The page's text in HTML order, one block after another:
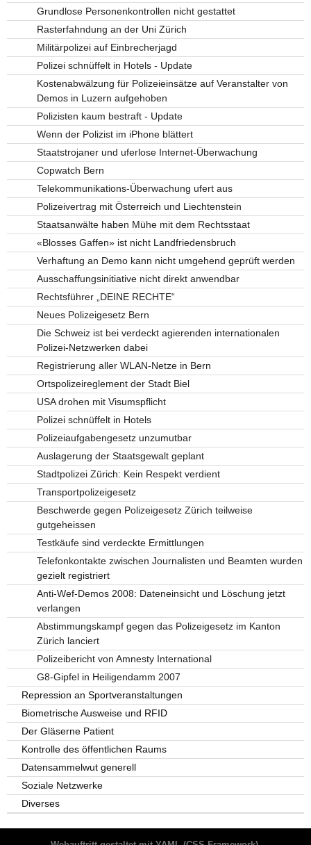
Grundlose Personenkontrollen nicht gestattet
Rasterfahndung an der Uni Zürich
Militärpolizei auf Einbrecherjagd
Polizei schnüffelt in Hotels - Update
Kostenabwälzung für Polizeieinsätze auf Veranstalter von
Demos in Luzern aufgehoben
Polizisten kaum bestraft - Update
Wenn der Polizist im iPhone blättert
Staatstrojaner und uferlose Internet-Überwachung
Copwatch Bern
Telekommunikations-Überwachung ufert aus
Polizeivertrag mit Österreich und Liechtenstein
Staatsanwälte haben Mühe mit dem Rechtsstaat
«Blosses Gaffen» ist nicht Landfriedensbruch
Verhaftung an Demo kann nicht umgehend geprüft werden
Ausschaffungsinitiative nicht direkt anwendbar
Rechtsführer „DEINE RECHTE“
Neues Polizeigesetz Bern
Die Schweiz ist bei verdeckt agierenden internationalen
Polizei-Netzwerken dabei
Registrierung aller WLAN-Netze in Bern
Ortspolizeireglement der Stadt Biel
USA drohen mit Visumspflicht
Polizei schnüffelt in Hotels
Polizeiaufgabengesetz unzumutbar
Auslagerung der Staatsgewalt geplant
Stadtpolizei Zürich: Kein Respekt verdient
Transportpolizeigesetz
Beschwerde gegen Polizeigesetz Zürich teilweise
gutgeheissen
Testkäufe sind verdeckte Ermittlungen
Telefonkontakte zwischen Journalisten und Beamten wurden
gezielt registriert
Anti-Wef-Demos 2008: Dateneinsicht und Löschung jetzt
verlangen
Abstimmungskampf gegen das Polizeigesetz im Kanton
Zürich lanciert
Polizeibericht von Amnesty International
G8-Gipfel in Heiligendamm 2007
Repression an Sportveranstaltungen
Biometrische Ausweise und RFID
Der Gläserne Patient
Kontrolle des öffentlichen Raums
Datensammelwut generell
Soziale Netzwerke
Diverses